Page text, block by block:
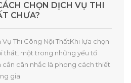
CHỌN DỊCH VỤ THI
CHƯA?
Vụ Thi Công Nội ThấtKhi lựa chọn
thất, một trong những yếu tố
cần cân nhắc là phong cách thiết
gia